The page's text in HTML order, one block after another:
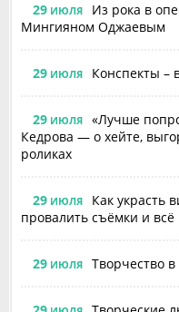
29 ИЮЛЯ
Из рока в
Мингияном Оджаевым
29 ИЮЛЯ Конспекты –
29 ИЮЛЯ
«Лучше
Кедрова — о хейте,
роликах
29 ИЮЛЯ
Как украсть
провалить съёмки и всё
29 ИЮЛЯ Творчество